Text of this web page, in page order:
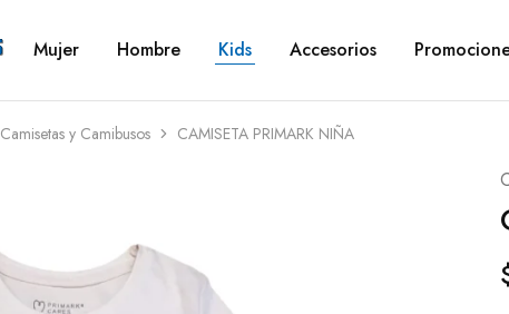
Mujer Hombre Kids Accesorios
Camisetas y Camibusos CAMISETA PRIMARK NIÑA